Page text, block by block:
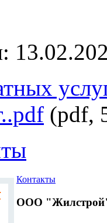
(pdf,
Контакты
ООО